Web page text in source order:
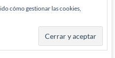
mucho daño
cómo gestionar las cookies,